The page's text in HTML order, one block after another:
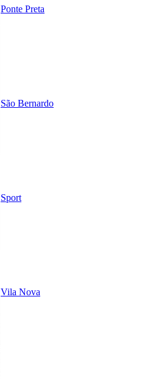
Ponte Preta
São Bernardo
Sport
Vila Nova